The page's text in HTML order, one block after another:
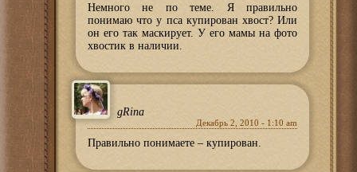
Немного не по теме. Я правильно
понимаю что у пса купирован хвост? Или
он его так маскирует. У его мамы на фото
хвостик в наличии.
gRina
Декабрь 2, 2010 - 1:10 am
Правильно понимаете – купирован.